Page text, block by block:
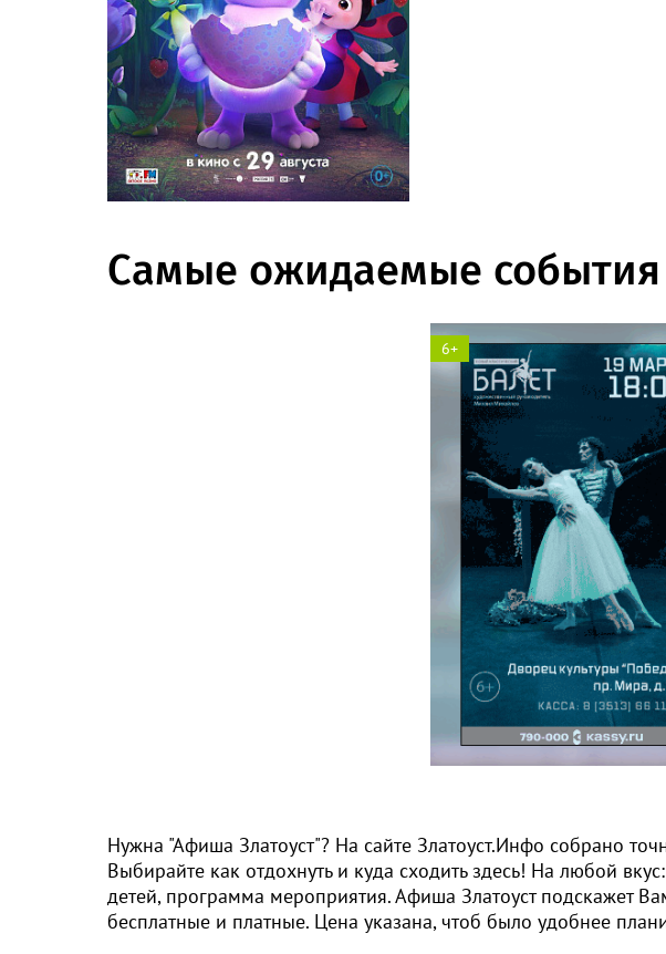
Солярис кинотеатр
Самые ожидаемые события
6+
Нужна "Афиша Златоуст"? На сайте Златоуст.Инфо собрано
Выбирайте как отдохнуть и куда сходить здесь! На любой
детей, программа мероприятия. Афиша Златоуст подскажет
бесплатные и платные. Цена указана, чтоб было удобнее